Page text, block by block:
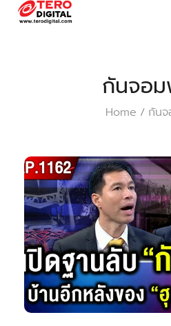
กันจอ
Home / กัน